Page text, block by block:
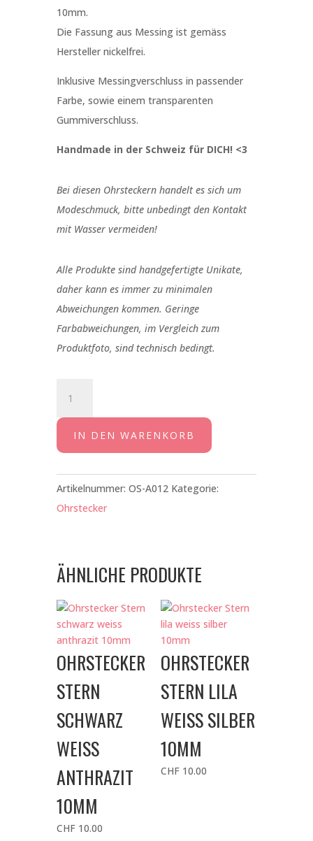
10mm.
Die Fassung aus Messing ist gemäss
Hersteller nickelfrei.
Inklusive Messingverschluss in passender
Farbe, sowie einem transparenten
Gummiverschluss.
Handmade in der Schweiz für DICH! <3
Bei diesen Ohrsteckern handelt es sich um
Modeschmuck, bitte unbedingt den Kontakt
mit Wasser vermeiden!
Alle Produkte sind handgefertigte Unikate,
daher kann es immer zu minimalen
Abweichungen kommen. Geringe
Farbabweichungen, im Vergleich zum
Produktfoto, sind technisch bedingt.
pflaume
weiss
10mm
Menge
IN DEN WARENKORB
Artikelnummer: OS-A012 Kategorie:
Ohrstecker
ÄHNLICHE PRODUKTE
OHRSTECKER
STERN
SCHWARZ
WEISS
ANTHRAZIT
10MM
CHF10.00
OHRSTECKER
STERN LILA
WEISS SILBER
10MM
CHF10.00